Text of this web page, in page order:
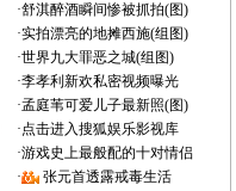
·舒淇醉酒瞬间惨被抓拍(图)
·实拍漂亮的地摊西施(组图)
·世界九大罪恶之城(组图)
·李孝利新欢私密视频曝光
·孟庭苇可爱儿子最新照(图)
·点击进入搜狐娱乐影视库
·游戏史上最般配的十对情侣
·
张元首透露戒毒生活